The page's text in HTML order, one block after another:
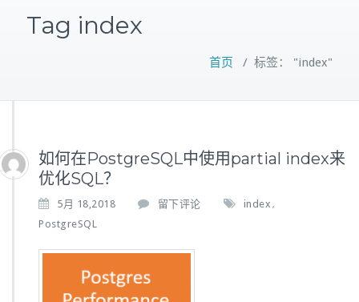
Tag index
首页 / 标签： "index"
如何在PostgreSQL中使用partial index来
优化SQL？
5月 18,2018 留下评论 index ,
PostgreSQL